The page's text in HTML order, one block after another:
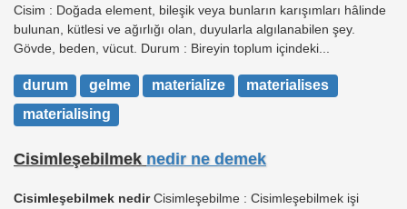
Cisim : Doğada element, bileşik veya bunların karışımları hâlinde
bulunan, kütlesi ve ağırlığı olan, duyularla algılanabilen şey.
Gövde, beden, vücut. Durum : Bireyin toplum içindeki...
durum gelme materialize
materialises
materialising
Cisimleşebilmek nedir ne demek
Cisimleşebilmek nedirCisimleşebilme : Cisimleşebilmek işi